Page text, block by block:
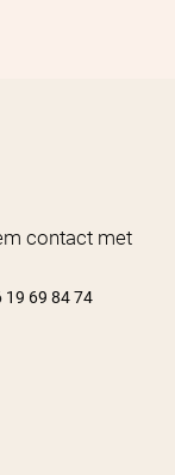
contact met
19 69 84 74